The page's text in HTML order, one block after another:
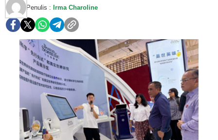
Penulis : Irma Charoline